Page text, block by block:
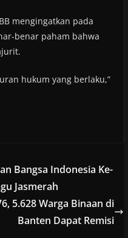
mengingatkan pada
benar paham bahwa
hukum yang berlaku,”
Bangsa Indonesia Ke-
Jasmerah
5.628 Warga Binaan di
Banten Dapat Remisi